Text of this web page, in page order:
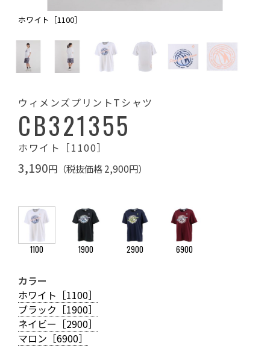
ホワイト［1100］
ウィメンズプリントTシャツ
CB321355
ホワイト［1100］
3,190円（税抜価格 2,900円）
1100 1900 2900 6900
カラー
ホワイト［1100］
ブラック［1900］
ネイビー［2900］
マロン［6900］